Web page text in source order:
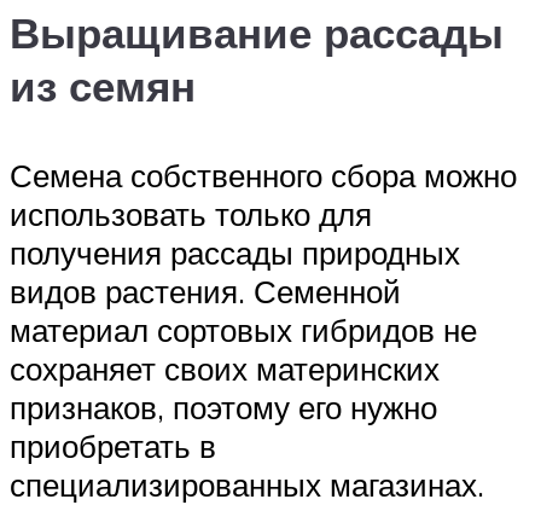
Выращивание рассады
из семян
Семена собственного сбора можно
использовать только для
получения рассады природных
видов растения. Семенной
материал сортовых гибридов не
сохраняет своих материнских
признаков, поэтому его нужно
приобретать в
специализированных магазинах.